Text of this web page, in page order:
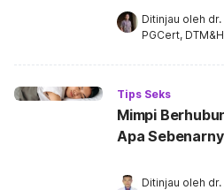
Ditinjau oleh
PGCert,
Tips Seks
Mimpi
Apa
Ditinjau oleh